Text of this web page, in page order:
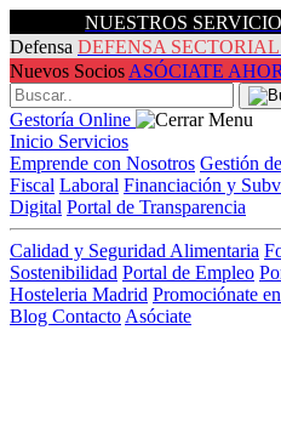
NUESTROS
Defensa DEFENSA SECTORIAL
Nuevos Socios ASÓCIATE
Gestoría Online
Inicio Servicios
Emprende con Nosotros Gestión
Fiscal Laboral Financiación y
Digital Portal de Transparencia
Calidad y Seguridad Alimentaria
Sostenibilidad Portal de Empleo
Hosteleria Madrid Promociónate
Blog Contacto Asóciate